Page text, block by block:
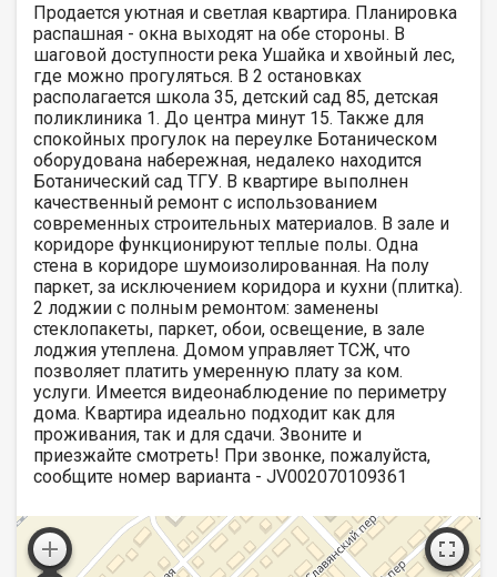
Продается уютная и светлая квартира. Планировка
распашная - окна выходят на обе стороны. В
шаговой доступности река Ушайка и хвойный лес,
где можно прогуляться. В 2 остановках
располагается школа 35, детский сад 85, детская
поликлиника 1. До центра минут 15. Также для
спокойных прогулок на переулке Ботаническом
оборудована набережная, недалеко находится
Ботанический сад ТГУ. В квартире выполнен
качественный ремонт с использованием
современных строительных материалов. В зале и
коридоре функционируют теплые полы. Одна
стена в коридоре шумоизолированная. На полу
паркет, за исключением коридора и кухни (плитка).
2 лоджии с полным ремонтом: заменены
стеклопакеты, паркет, обои, освещение, в зале
лоджия утеплена. Домом управляет ТСЖ, что
позволяет платить умеренную плату за ком.
услуги. Имеется видеонаблюдение по периметру
дома. Квартира идеально подходит как для
проживания, так и для сдачи. Звоните и
приезжайте смотреть! При звонке, пожалуйста,
сообщите номер варианта - JV002070109361